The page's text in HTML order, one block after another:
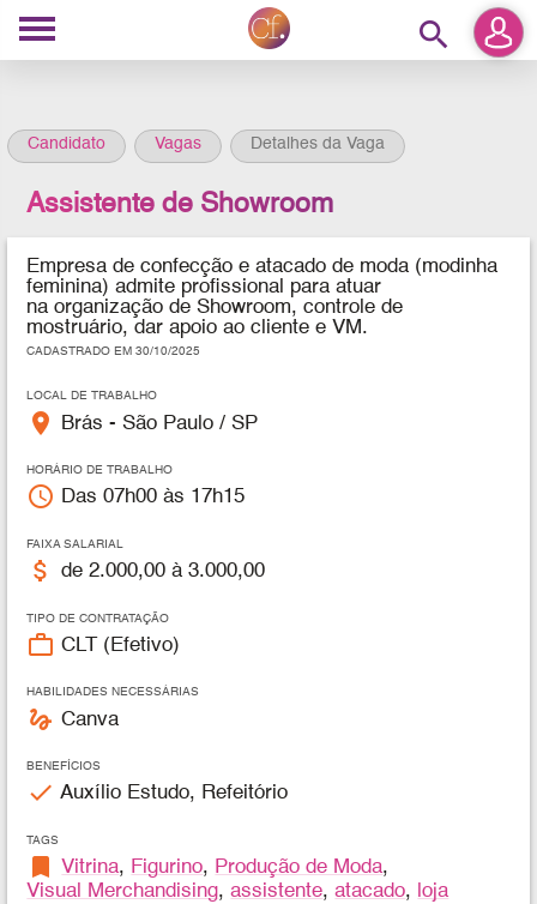
search
Candidato Vagas Detalhes da Vaga
Assistente de Showroom
Empresa de confecção e atacado de moda (modinha
feminina) admite profissional para atuar
na organização de Showroom, controle de
mostruário, dar apoio ao cliente e VM.
CADASTRADO EM 30/10/2025
LOCAL DE TRABALHO
place Brás - São Paulo / SP
HORÁRIO DE TRABALHO
access_time Das 07h00 às 17h15
FAIXA SALARIAL
attach_money de 2.000,00 à 3.000,00
TIPO DE CONTRATAÇÃO
work_outline CLT (Efetivo)
HABILIDADES NECESSÁRIAS
gesture Canva
BENEFÍCIOS
check Auxílio Estudo, Refeitório
TAGS
bookmark Vitrina, Figurino, Produção de Moda,
Visual Merchandising,assistente,atacado, loja